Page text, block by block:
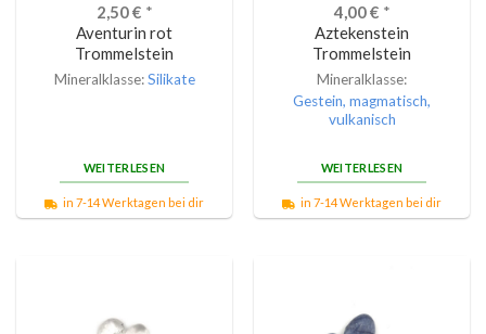
2,50€ *
Aventurin rot
Trommelstein
Mineralklasse:Silikate
WEITERLESEN
in 7-14 Werktagen bei dir
4,00€ *
Aztekenstein
Trommelstein
Mineralklasse:
Gestein, magmatisch,
vulkanisch
WEITERLESEN
in 7-14 Werktagen bei dir